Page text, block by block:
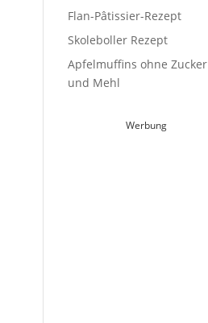
Flan-Pâtissier-Rezept
Skoleboller Rezept
Apfelmuffins ohne Zucker
und Mehl
Werbung